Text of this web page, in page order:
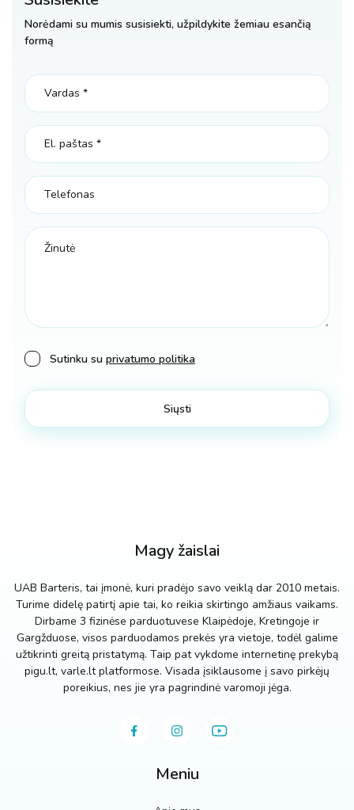
Norėdami su mumis susisiekti, užpildykite žemiau esančią
formą
Sutinku su privatumo politika
Magy žaislai
UAB Barteris, tai įmonė, kuri pradėjo savo veiklą dar 2010 metais.
Turime didelę patirtį apie tai, ko reikia skirtingo amžiaus vaikams.
Dirbame 3 fizinėse parduotuvese Klaipėdoje, Kretingoje ir
Gargžduose, visos parduodamos prekės yra vietoje, todėl galime
užtikrinti greitą pristatymą. Taip pat vykdome internetinę prekybą
pigu.lt, varle.lt platformose. Visada įsiklausome į savo pirkėjų
poreikius, nes jie yra pagrindinė varomoji jėga.
Meniu